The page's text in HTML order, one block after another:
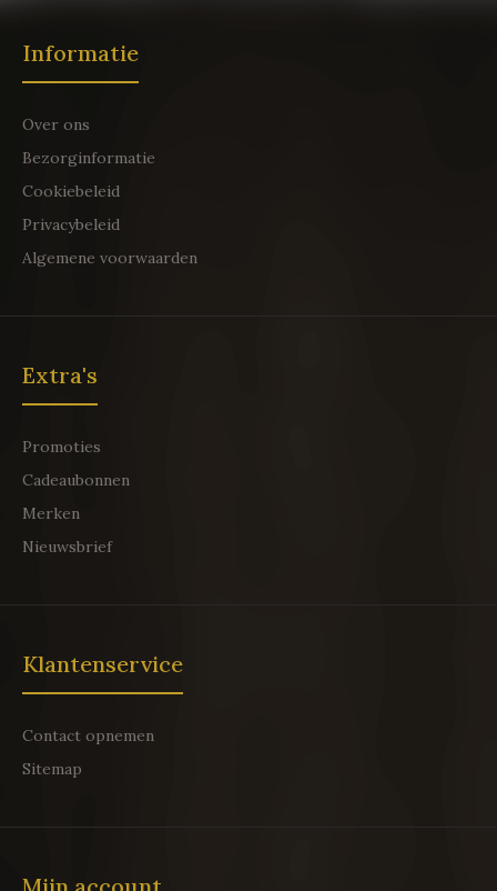
Informatie
Over ons
Bezorginformatie
Cookiebeleid
Privacybeleid
Algemene voorwaarden
Extra's
Promoties
Cadeaubonnen
Merken
Nieuwsbrief
Klantenservice
Contact opnemen
Sitemap